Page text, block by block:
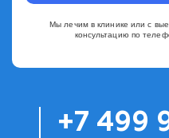
Мы лечим в клинике или с
консультацию по
+7 499